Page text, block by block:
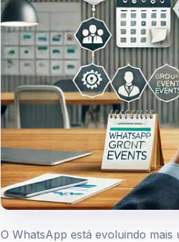
O WhatsApp está evoluindo